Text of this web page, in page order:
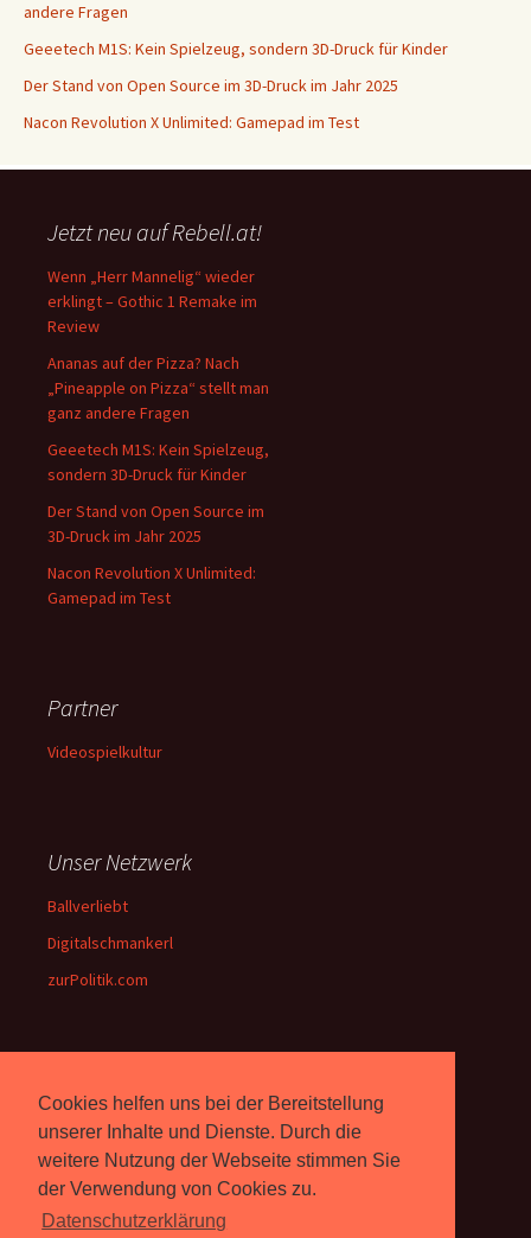
Cookies helfen uns bei der Bereitstellung
unserer Inhalte und Dienste. Durch die
weitere Nutzung der Webseite stimmen Sie
der Verwendung von Cookies zu.
Datenschutzerklärung
andere Fragen
Geeetech M1S: Kein Spielzeug, sondern 3D-Druck für Kinder
Der Stand von Open Source im 3D-Druck im Jahr 2025
Nacon Revolution X Unlimited: Gamepad im Test
Jetzt neu auf Rebell.at!
Wenn „Herr Mannelig“ wieder
erklingt – Gothic 1 Remake im
Review
Ananas auf der Pizza? Nach
„Pineapple on Pizza“ stellt man
ganz andere Fragen
Geeetech M1S: Kein Spielzeug,
sondern 3D-Druck für Kinder
Der Stand von Open Source im
3D-Druck im Jahr 2025
Nacon Revolution X Unlimited:
Gamepad im Test
Partner
Videospielkultur
Unser Netzwerk
Ballverliebt
Digitalschmankerl
zurPolitik.com
Über Uns
Rebell.atberichtet seit 2003
unabhängig über Computer-
und Videospiele. ( Impressum )